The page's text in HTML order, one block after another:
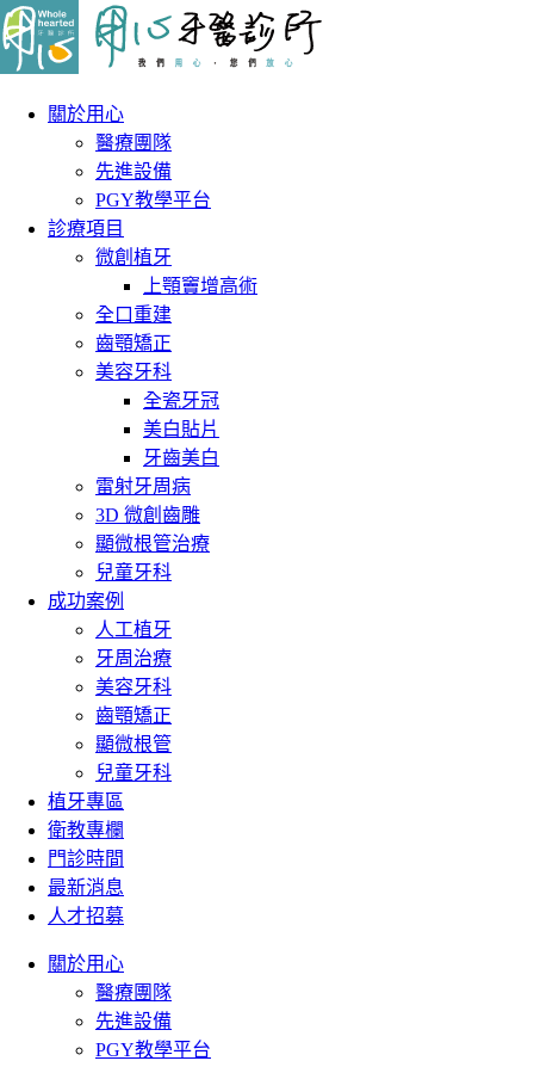
關於用心
醫療團隊
先進設備
PGY教學平台
診療項目
微創植牙
上顎竇增高術
全口重建
齒顎矯正
美容牙科
全瓷牙冠
美白貼片
牙齒美白
雷射牙周病
3D 微創齒雕
顯微根管治療
兒童牙科
成功案例
人工植牙
牙周治療
美容牙科
齒顎矯正
顯微根管
兒童牙科
植牙專區
衛教專欄
門診時間
最新消息
人才招募
關於用心
醫療團隊
先進設備
PGY教學平台